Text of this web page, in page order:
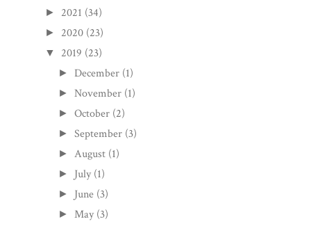
► 2021 (34)
► 2020 (23)
▼ 2019 (23)
► December (1)
►November (1)
►October (2)
►September (3)
► August (1)
► July (1)
► June (3)
► May (3)